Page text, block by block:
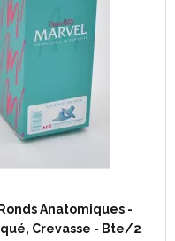
Anatomiques -
Crevasse - Bte/2